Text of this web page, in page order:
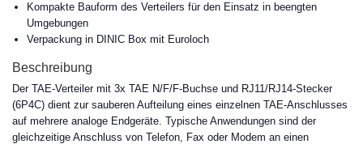
Kompakte Bauform des Verteilers für den Einsatz in beengten
Umgebungen
Verpackung in DINIC Box mit Euroloch
Beschreibung
Der TAE-Verteiler mit 3x TAE N/F/F-Buchse und RJ11/RJ14-Stecker
(6P4C) dient zur sauberen Aufteilung eines einzelnen TAE-Anschlusses
auf mehrere analoge Endgeräte. Typische Anwendungen sind der
gleichzeitige Anschluss von Telefon, Fax oder Modem an einen